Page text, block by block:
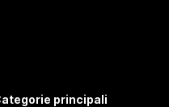
principali